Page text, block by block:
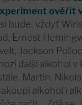
ověřit
bude, vždyť
Ernest
Jackson
další alkohol v
Martin,
alkohol i